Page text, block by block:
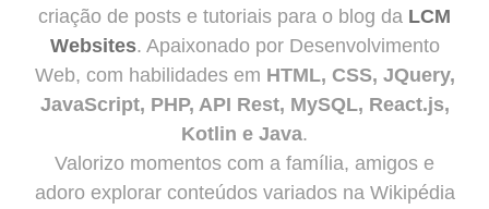
criação de posts e tutoriais para o blog da LCM
Websites. Apaixonado por Desenvolvimento
Web, com habilidades em HTML, CSS, JQuery,
JavaScript, PHP, API Rest, MySQL, React.js,
Kotlin e Java.
Valorizo momentos com a família, amigos e
adoro explorar conteúdos variados na Wikipédia